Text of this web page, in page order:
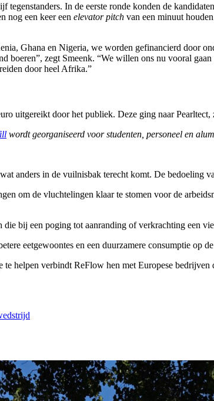
In de eerste ronde konden de
nog een keer een elevator pitch van een minuut
Ghana en Nigeria, we worden gefinancierd door
boeren”, zegt Smeenk. “We willen ons nu vooral
door heel Afrika.”
uitgereikt door het publiek. Deze ging naar
wordt georganiseerd voor studenten, personeel en
anders in de vuilnisbak terecht komt. De bedoeling
om de vluchtelingen klaar te stomen voor de
bij een poging tot aanranding of verkrachting een
eetgewoontes en een duurzamere consumptie op
helpen verbindt ReFlow hen met Europese